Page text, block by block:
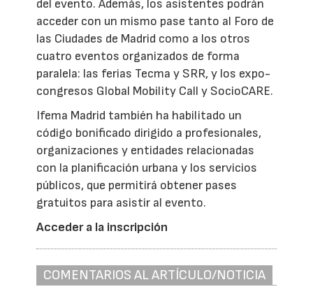
del evento. Además, los asistentes podrán
acceder con un mismo pase tanto al Foro de
las Ciudades de Madrid como a los otros
cuatro eventos organizados de forma
paralela: las ferias Tecma y SRR, y los expo-
congresos Global Mobility Call y SocioCARE.
Ifema Madrid también ha habilitado un
código bonificado dirigido a profesionales,
organizaciones y entidades relacionadas
con la planificación urbana y los servicios
públicos, que permitirá obtener pases
gratuitos para asistir al evento.
Acceder a la inscripción
COMENTARIOS AL ARTÍCULO/NOTICIA